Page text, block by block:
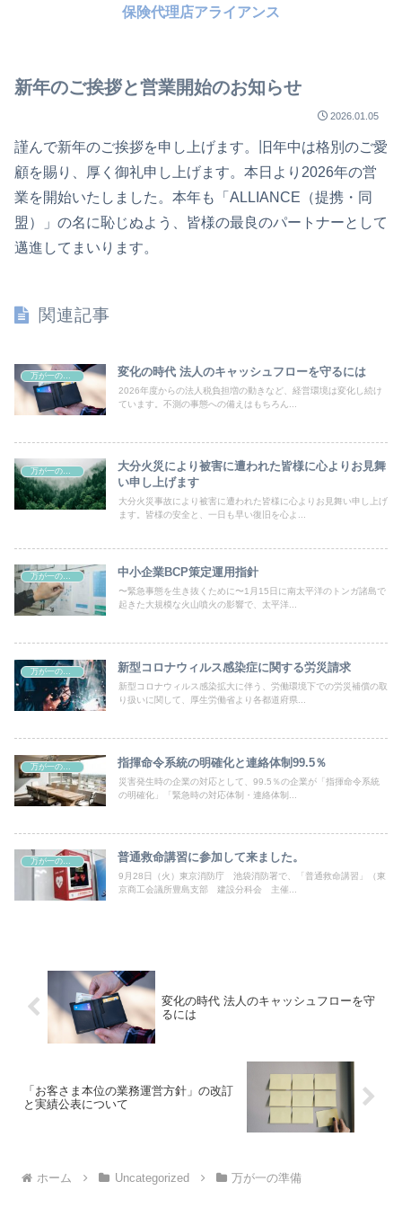
保険代理店アライアンス
新年のご挨拶と営業開始のお知らせ
2026.01.05
謹んで新年のご挨拶を申し上げます。旧年中は格別のご愛
顧を賜り、厚く御礼申し上げます。本日より2026年の営
業を開始いたしました。本年も「ALLIANCE（提携・同
盟）」の名に恥じぬよう、皆様の最良のパートナーとして
邁進してまいります。
関連記事
変化の時代 法人のキャッシュフローを守るには
2026年度からの法人税負担増の動きなど、経営環境は変化し続け
ています。不測の事態への備えはもちろん...
大分火災により被害に遭われた皆様に心よりお見舞
い申し上げます
大分火災事故により被害に遭われた皆様に心よりお見舞い申し上げ
ます。皆様の安全と、一日も早い復旧を心よ...
万が一の準備 中小企業BCP策定運用指針
〜緊急事態を生き抜くために〜1月15日に南太平洋のトンガ諸島で
起きた大規模な火山噴火の影響で、太平洋...
万が一の準備 新型コロナウィルス感染症に関する労災請求
新型コロナウィルス感染拡大に伴う、労働環境下での労災補償の取
り扱いに関して、厚生労働省より各都道府県...
指揮命令系統の明確化と連絡体制99.5％
災害発生時の企業の対応として、99.5％の企業が「指揮命令系統
の明確化」「緊急時の対応体制・連絡体制...
万が一の準備 普通救命講習に参加して来ました。
9月28日（火）東京消防庁 池袋消防署で、「普通救命講習」（東
京商工会議所豊島支部 建設分科会 主催...
変化の時代 法人のキャッシュフローを守
るには
「お客さま本位の業務運営方針」の改訂
と実績公表について
ホーム Uncategorized 万が一の準備